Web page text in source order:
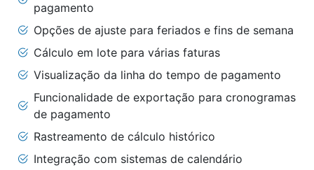
pagamento
Opções de ajuste para feriados e fins de semana
Cálculo em lote para várias faturas
Visualização da linha do tempo de pagamento
Funcionalidade de exportação para cronogramas
de pagamento
Rastreamento de cálculo histórico
Integração com sistemas de calendário